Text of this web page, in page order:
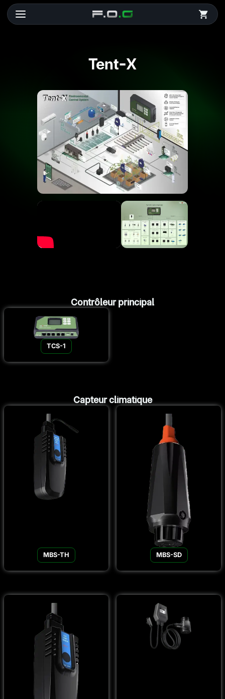
Tent-X
Contrôleur principal
TCS-1
Capteur climatique
MBS-TH MBS-SD